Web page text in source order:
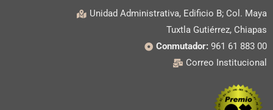
Unidad Administrativa, Edificio B; Col. Maya
Tuxtla Gutiérrez, Chiapas
Conmutador: 961 61 883 00
Correo Institucional